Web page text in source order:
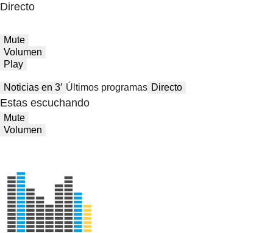
Directo
Mute
Volumen
Play
Noticias en 3′ Últimos programas Directo
Estas escuchando
Mute
Volumen